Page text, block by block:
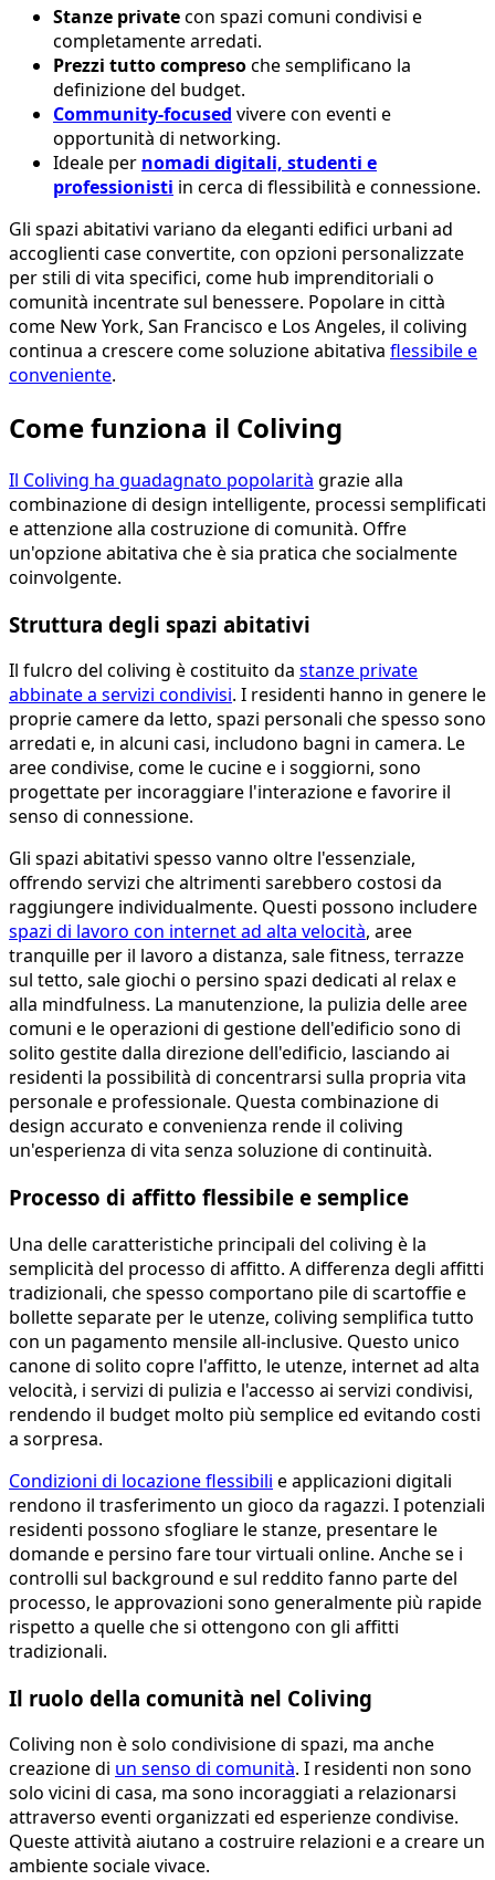
Stanze privatecon spazi comuni condivisi e
completamente arredati.
Prezzi tutto compresoche semplificano la
definizione del budget.
Community-focused vivere con eventi e
opportunità di networking.
Ideale per nomadi digitali, studenti e
professionisti in cerca di flessibilità e connessione.
Gli spazi abitativi variano da eleganti edifici urbani ad
accoglienti case convertite, con opzioni personalizzate
per stili di vita specifici, come hub imprenditoriali o
comunità incentrate sul benessere. Popolare in città
come New York, San Francisco e Los Angeles, il coliving
continua a crescere come soluzione abitativa flessibile e
conveniente.
Come funziona il Coliving
Il Coliving ha guadagnato popolarità grazie alla
combinazione di design intelligente, processi semplificati
e attenzione alla costruzione di comunità. Offre
un'opzione abitativa che è sia pratica che socialmente
coinvolgente.
Struttura degli spazi abitativi
Il fulcro del coliving è costituito da stanze private
abbinate a servizi condivisi. I residenti hanno in genere le
proprie camere da letto, spazi personali che spesso sono
arredati e, in alcuni casi, includono bagni in camera. Le
aree condivise, come le cucine e i soggiorni, sono
progettate per incoraggiare l'interazione e favorire il
senso di connessione.
Gli spazi abitativi spesso vanno oltre l'essenziale,
offrendo servizi che altrimenti sarebbero costosi da
raggiungere individualmente. Questi possono includere
spazi di lavoro con internet ad alta velocità, aree
tranquille per il lavoro a distanza, sale fitness, terrazze
sul tetto, sale giochi o persino spazi dedicati al relax e
alla mindfulness. La manutenzione, la pulizia delle aree
comuni e le operazioni di gestione dell'edificio sono di
solito gestite dalla direzione dell'edificio, lasciando ai
residenti la possibilità di concentrarsi sulla propria vita
personale e professionale. Questa combinazione di
design accurato e convenienza rende il coliving
un'esperienza di vita senza soluzione di continuità.
Processo di affitto flessibile e semplice
Una delle caratteristiche principali del coliving è la
semplicità del processo di affitto. A differenza degli affitti
tradizionali, che spesso comportano pile di scartoffie e
bollette separate per le utenze, coliving semplifica tutto
con un pagamento mensile all-inclusive. Questo unico
canone di solito copre l'affitto, le utenze, internet ad alta
velocità, i servizi di pulizia e l'accesso ai servizi condivisi,
rendendo il budget molto più semplice ed evitando costi
a sorpresa.
Condizioni di locazione flessibili e applicazioni digitali
rendono il trasferimento un gioco da ragazzi. I potenziali
residenti possono sfogliare le stanze, presentare le
domande e persino fare tour virtuali online. Anche se i
controlli sul background e sul reddito fanno parte del
processo, le approvazioni sono generalmente più rapide
rispetto a quelle che si ottengono con gli affitti
tradizionali.
Il ruolo della comunità nel Coliving
Coliving non è solo condivisione di spazi, ma anche
creazione di un senso di comunità. I residenti non sono
solo vicini di casa, ma sono incoraggiati a relazionarsi
attraverso eventi organizzati ed esperienze condivise.
Queste attività aiutano a costruire relazioni e a creare un
ambiente sociale vivace.